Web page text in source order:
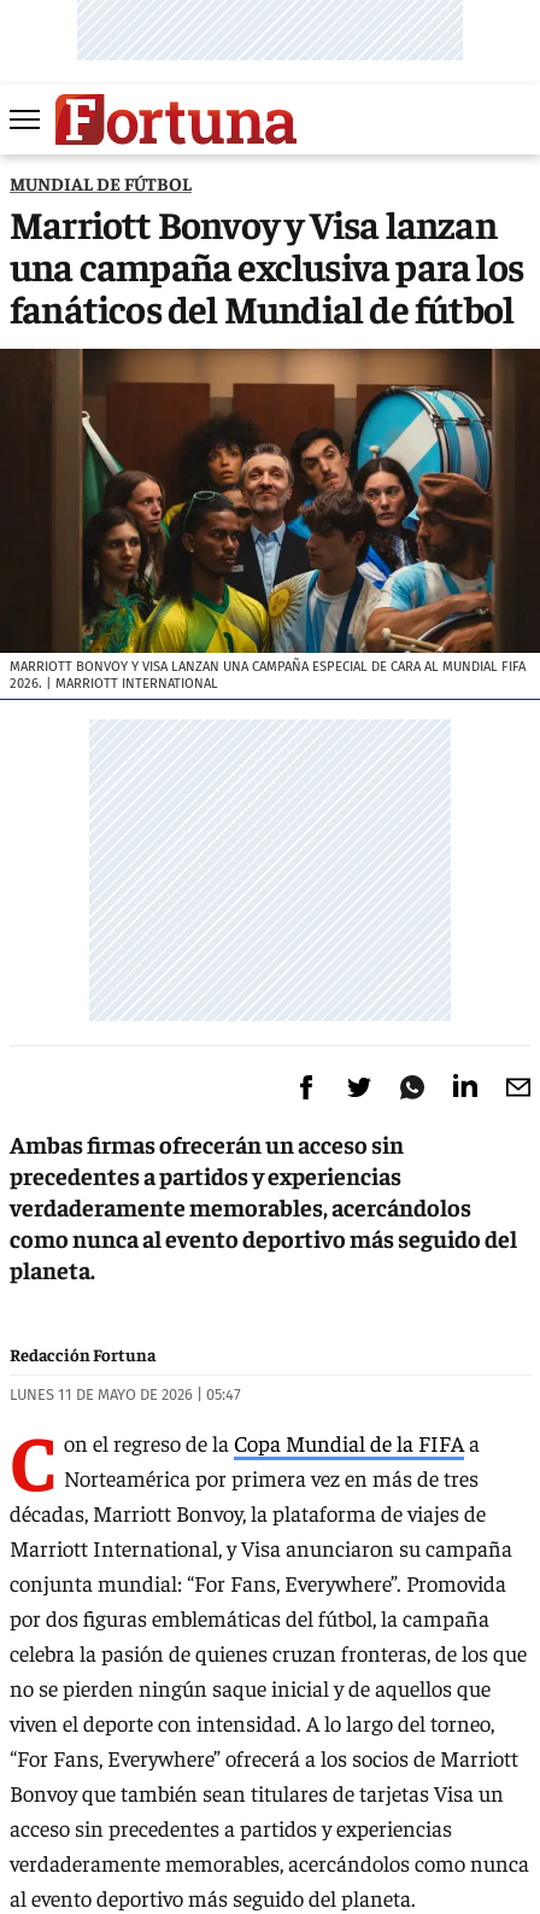
MUNDIAL DE FÚTBOL
Marriott Bonvoy y Visa lanzan
una campaña exclusiva para los
fanáticos del Mundial de fútbol
MARRIOTT BONVOY Y VISA LANZAN UNA CAMPAÑA ESPECIAL DE CARA AL MUNDIAL FIFA
2026. | MARRIOTT INTERNATIONAL
Ambas firmas ofrecerán un acceso sin
precedentes a partidos y experiencias
verdaderamente memorables, acercándolos
como nunca al evento deportivo más seguido del
planeta.
Redacción Fortuna
LUNES 11 DE MAYO DE 2026 | 05:47
C on el regreso de la Copa Mundial de la FIFAa
Norteamérica por primera vez en más de tres
décadas, Marriott Bonvoy, la plataforma de viajes de
Marriott International, y Visa anunciaron su campaña
conjunta mundial: “For Fans, Everywhere”. Promovida
por dos figuras emblemáticas del fútbol, la campaña
celebra la pasión de quienes cruzan fronteras, de los que
no se pierden ningún saque inicial y de aquellos que
viven el deporte con intensidad. A lo largo del torneo,
“For Fans, Everywhere” ofrecerá a los socios de Marriott
Bonvoy que también sean titulares de tarjetas Visa un
acceso sin precedentes a partidos y experiencias
verdaderamente memorables, acercándolos como nunca
al evento deportivo más seguido del planeta.